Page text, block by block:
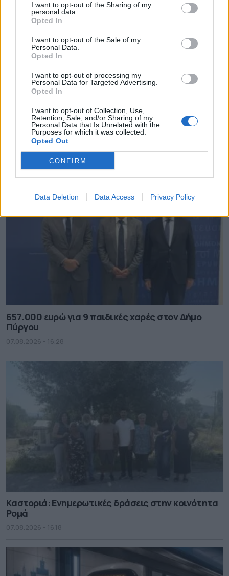
I want to opt-out of the Sharing of my
personal data.
Opted In
I want to opt-out of the Sale of my
Personal Data.
Opted In
I want to opt-out of processing my
Personal Data for Targeted Advertising.
Opted In
I want to opt-out of Collection, Use,
Retention, Sale, and/or Sharing of my
Personal Data that Is Unrelated with the
Purposes for which it was collected.
Opted Out
CONFIRM
Data Deletion Data Access Privacy Policy
Πύργου
Καστοριά: Ενημερωτικές δράσεις στην
κοινότητα Ρομά
Ξεκινούν τα δοκιμαστικά δρομολόγια της
επέκτασης του Μετρό προς την Καλαμαριά
ΜΕΤΑΜΟΡΦΩΣΗ
ΔΗΜΟΙ
657.000 ευρώ για 9 παιδικές χαρές στον Δήμο
Πύργου
07.08.2026 - 16.28
Καστοριά: Ενημερωτικές δράσεις στην κοινότητα
Ρομά
07.08.2026 - 16.18